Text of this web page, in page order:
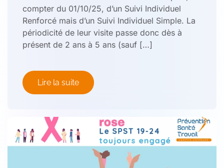
compter du 01/10/25, d’un Suivi Individuel
Renforcé mais d’un Suivi Individuel Simple. La
périodicité de leur visite passe donc dès à
présent de 2 ans à 5 ans (sauf […]
Lire la suite